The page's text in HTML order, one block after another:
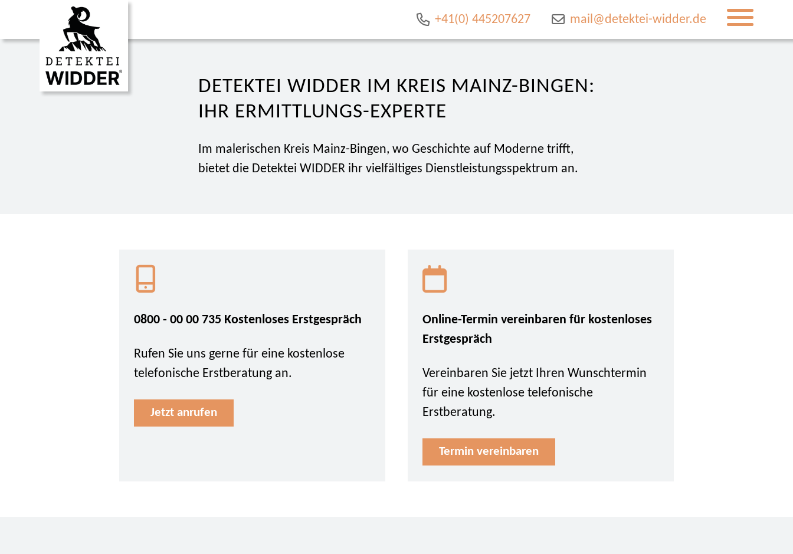
+41(0) 445207627 mail@detektei-widder.de
DETEKTEI WIDDER IM KREIS MAINZ-BINGEN:
IHR ERMITTLUNGS-EXPERTE
Im malerischen Kreis Mainz-Bingen, wo Geschichte auf Moderne trifft,
bietet die Detektei WIDDER ihr vielfältiges Dienstleistungsspektrum an.
0800 - 00 00 735 Kostenloses Erstgespräch
Rufen Sie uns gerne für eine kostenlose
telefonische Erstberatung an.
Jetzt anrufen
Online-Termin vereinbaren für kostenloses
Erstgespräch
Vereinbaren Sie jetzt Ihren Wunschtermin
für eine kostenlose telefonische
Erstberatung.
Termin vereinbaren